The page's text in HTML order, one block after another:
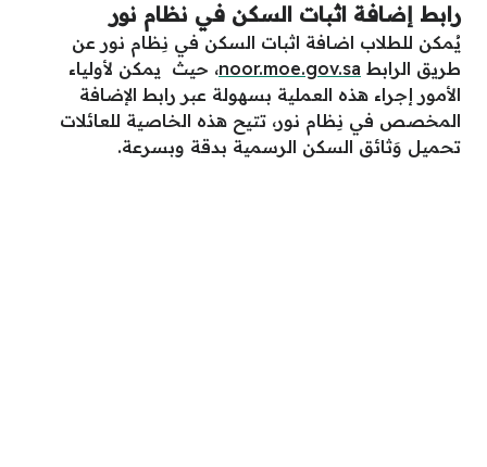
رابط إضافة اثبات السكن في نظام نور
يُمكن للطلاب اضافة اثبات السكن في نِظام نور عن
طريق الرابط noor.moe.gov.sa، حيث يمكن لأولياء
الأمور إجراء هذه العملية بسهولة عبر رابط الإضافة
المخصص في نِظام نور، تتيح هذه الخاصية للعائلات
تحميل وَثائق السكن الرسمية بدقة وبسرعة.